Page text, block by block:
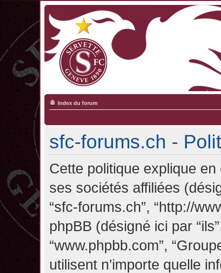
Index du forum
sfc-forums.ch -
Cette politique explique
ses sociétés affiliées
“sfc-forums.ch”, “http://
phpBB (désigné ici par
“www.phpbb.com”,
utilisent n’importe quelle